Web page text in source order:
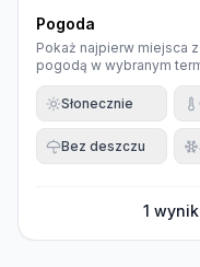
Pogoda
Pokaż najpierw miejsca
pogodą w wybranym
Słonecznie
Bez deszczu
1 wynik